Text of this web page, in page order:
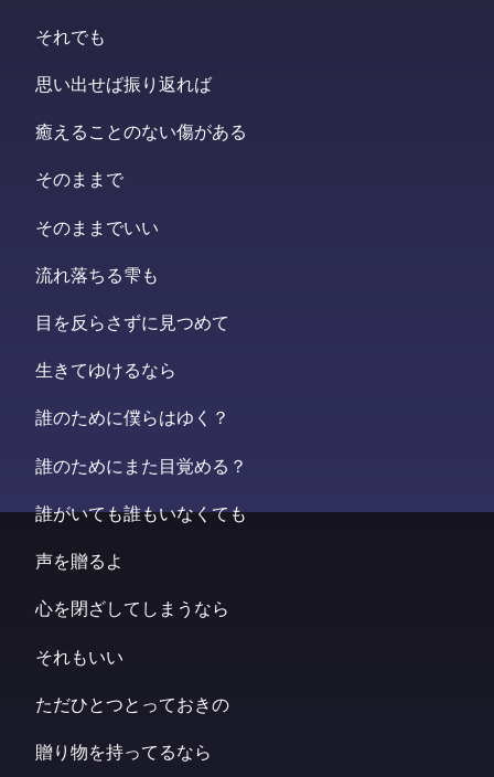
それでも
思い出せば振り返れば
癒えることのない傷がある
そのままで
そのままでいい
流れ落ちる雫も
目を反らさずに見つめて
生きてゆけるなら
誰のために僕らはゆく？
誰のためにまた目覚める？
誰がいても誰もいなくても
声を贈るよ
心を閉ざしてしまうなら
それもいい
ただひとつとっておきの
贈り物を持ってるなら